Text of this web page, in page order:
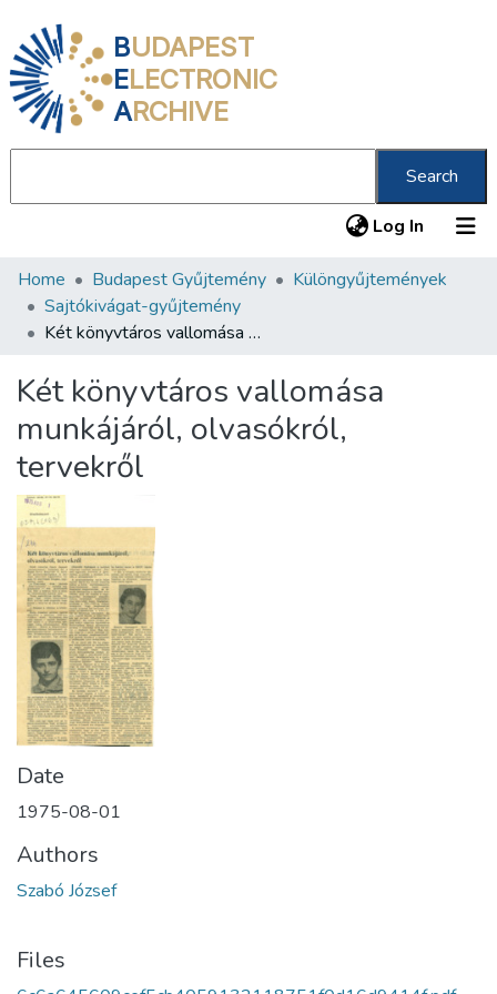
BUDAPEST
ELECTRONIC
ARCHIVE
Search
Log In (current)
Communities & Collections
All of DSpace
About us
Home Budapest Gyűjtemény
Különgyűjtemények
Sajtókivágat-gyűjtemény
Két könyvtáros vallomása munkájáról, olvasókról, tervekről
Két könyvtáros vallomása
munkájáról, olvasókról,
tervekről
Date
1975-08-01
Authors
Szabó József
Files